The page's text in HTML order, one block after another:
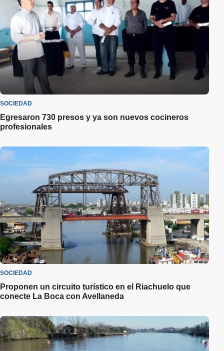
SOCIEDAD
Egresaron 730 presos y ya son nuevos cocineros
profesionales
SOCIEDAD
Proponen un circuito turístico en el Riachuelo que
conecte La Boca con Avellaneda